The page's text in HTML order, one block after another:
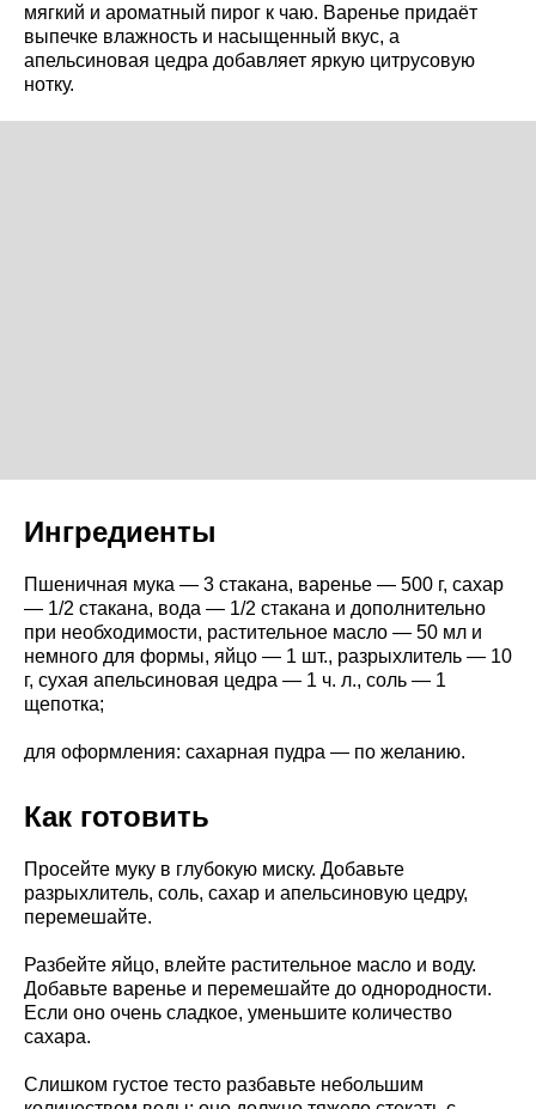
мягкий и ароматный пирог к чаю. Варенье придаёт
выпечке влажность и насыщенный вкус, а
апельсиновая цедра добавляет яркую цитрусовую
нотку.
Ингредиенты
Пшеничная мука — 3 стакана, варенье — 500 г, сахар
— 1/2 стакана, вода — 1/2 стакана и дополнительно
при необходимости, растительное масло — 50 мл и
немного для формы, яйцо — 1 шт., разрыхлитель — 10
г, сухая апельсиновая цедра — 1 ч. л., соль — 1
щепотка;
для оформления: сахарная пудра — по желанию.
Как готовить
Просейте муку в глубокую миску. Добавьте
разрыхлитель, соль, сахар и апельсиновую цедру,
перемешайте.
Разбейте яйцо, влейте растительное масло и воду.
Добавьте варенье и перемешайте до однородности.
Если оно очень сладкое, уменьшите количество
сахара.
Слишком густое тесто разбавьте небольшим